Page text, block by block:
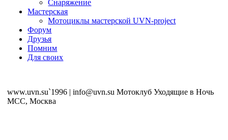
Снаряжение
Мастерская
Мотоциклы мастерской UVN-project
Форум
Друзья
Помним
Для своих
www.uvn.su`1996 | info@uvn.su Мотоклуб Уходящие в Ночь
MCC, Москва